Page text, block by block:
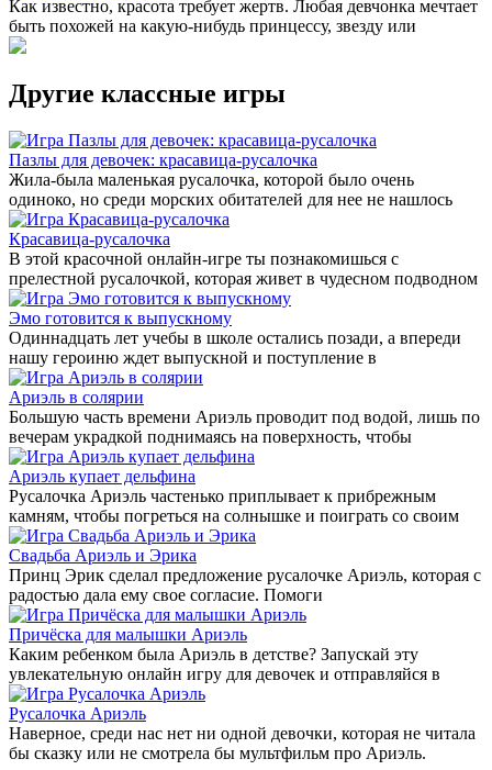
Как известно, красота требует жертв. Любая девчонка мечтает
быть похожей на какую-нибудь принцессу, звезду или
Другие классные игры
Пазлы для девочек: красавица-русалочка
Жила-была маленькая русалочка, которой было очень
одиноко, но среди морских обитателей для нее не нашлось
Красавица-русалочка
В этой красочной онлайн-игре ты познакомишься с
прелестной русалочкой, которая живет в чудесном подводном
Эмо готовится к выпускному
Одиннадцать лет учебы в школе остались позади, а впереди
нашу героиню ждет выпускной и поступление в
Ариэль в солярии
Большую часть времени Ариэль проводит под водой, лишь по
вечерам украдкой поднимаясь на поверхность, чтобы
Ариэль купает дельфина
Русалочка Ариэль частенько приплывает к прибрежным
камням, чтобы погреться на солнышке и поиграть со своим
Свадьба Ариэль и Эрика
Принц Эрик сделал предложение русалочке Ариэль, которая с
радостью дала ему свое согласие. Помоги
Причёска для малышки Ариэль
Каким ребенком была Ариэль в детстве? Запускай эту
увлекательную онлайн игру для девочек и отправляйся в
Русалочка Ариэль
Наверное, среди нас нет ни одной девочки, которая не читала
бы сказку или не смотрела бы мультфильм про Ариэль.